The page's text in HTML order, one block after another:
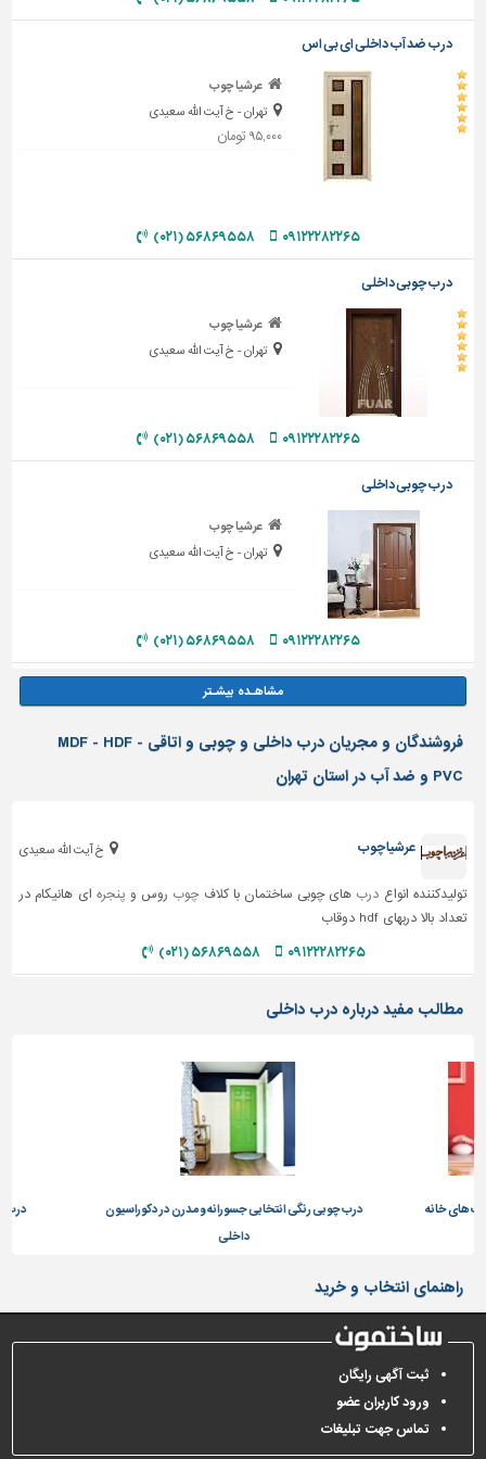
تاسیسات
ساختمان
درب ضد آب داخلی ای بی اس
عرشیا چوب
تهران - خ آیت الله سعیدی
۹۵,۰۰۰ تومان
۰۹۱۲۲۲۸۲۲۶۵ ۵۶۸۶۹۵۵۸ (۰۲۱)
درب چوبی داخلی
عرشیا چوب
تهران - خ آیت الله سعیدی
۰۹۱۲۲۲۸۲۲۶۵ ۵۶۸۶۹۵۵۸ (۰۲۱)
درب چوبی داخلی
عرشیا چوب
تهران - خ آیت الله سعیدی
۰۹۱۲۲۲۸۲۲۶۵ ۵۶۸۶۹۵۵۸ (۰۲۱)
فروشندگان و مجریان درب داخلی و چوبی و اتاقی MDF - HDF -
PVC و ضد آب در استان تهران
خ آیت الله سعیدی عرشیا چوب
تولیدکننده انواع درب های چوبی ساختمان با کلافچوب روس و پنجره ای هانیکام در
تعداد بالا دربهای hdf دوقاب
۰۹۱۲۲۲۸۲۲۶۵ ۵۶۸۶۹۵۵۸ (۰۲۱)
مطالب مفید درباره درب داخلی
های خانه
درب چوبی رنگی انتخابی جسورانه و مدرن در دکوراسیون
داخلی
درب
راهنمای انتخاب و خرید
ثبت آگهی رایگان
ورود کاربران عضو
تماس جهت تبلیغات